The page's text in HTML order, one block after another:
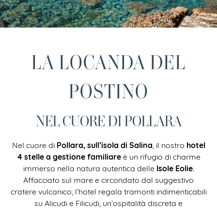
LA LOCANDA DEL
POSTINO
NEL CUORE DI POLLARA
Nel cuore di Pollara, sull’isola di Salina , il nostro hotel
4 stelle a gestione familiareè un rifugio di charme
immerso nella natura autentica delle Isole Eolie.
Affacciato sul mare e circondato dal suggestivo
cratere vulcanico, l’hotel regala tramonti indimenticabili
su Alicudi e Filicudi, un’ospitalità discreta e